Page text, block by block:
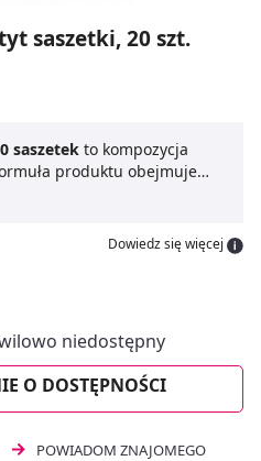
saszetki, 20 szt.
saszetek to kompozycja
produktu obejmuje
wyeliminować
wspomaga trawienie, a
trawiennych i ruchy
przewodu
eliminację toksyn.Herbapol
w praktycznych
przygotowanie naparu.
saszetekto świetny wybór
Dowiedz się więcej
niedostępny
O DOSTĘPNOŚCI
POWIADOM ZNAJOMEGO